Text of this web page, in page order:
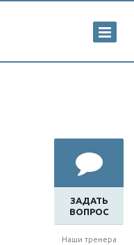
ЗАДАТЬ
ВОПРОС
Наши тренера